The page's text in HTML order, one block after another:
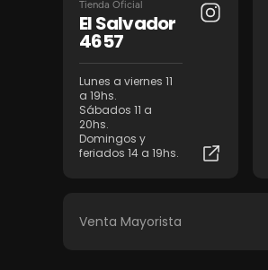
Tienda Oficial
El Salvador
4657
Lunes a viernes 11
a 19hs.
Sábados 11 a
20hs.
Domingos y
feriados 14 a 19hs.
Venta Mayorista